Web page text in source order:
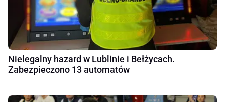
Nielegalny hazard w Lublinie i Bełżycach.
Zabezpieczono 13 automatów